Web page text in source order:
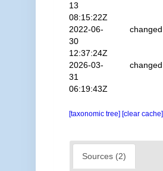
13
08:15:22Z
2022-06-
30
12:37:24Z
changed
2026-03-
31
06:19:43Z
changed
[taxonomic tree] [clear cache]
Sources (2)